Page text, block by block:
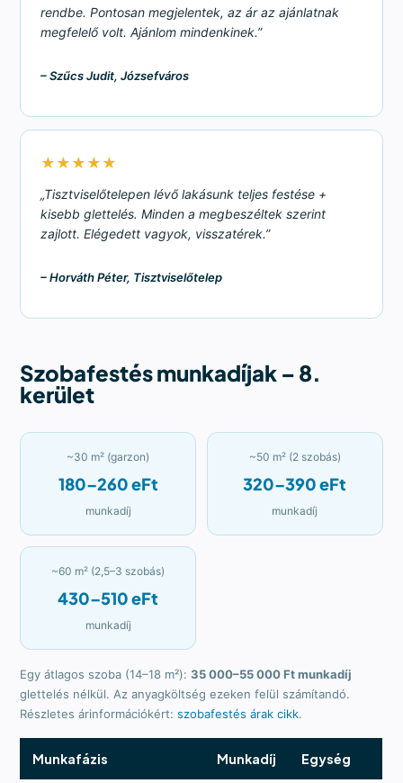
rendbe. Pontosan megjelentek, az ár az ajánlatnak
megfelelő volt. Ajánlom mindenkinek.”
– Szűcs Judit, Józsefváros
★★★★★
„Tisztviselőtelepen lévő lakásunk teljes festése +
kisebb glettelés. Minden a megbeszéltek szerint
zajlott. Elégedett vagyok, visszatérek.”
– Horváth Péter, Tisztviselőtelep
Szobafestés munkadíjak – 8.
kerület
~30 m² (garzon)
180–260 eFt
munkadíj
~50 m² (2 szobás)
320–390 eFt
munkadíj
~60 m² (2,5–3 szobás)
430–510 eFt
munkadíj
Egy átlagos szoba (14–18 m²):35 000–55 000 Ft munkadíj
glettelés nélkül. Az anyagköltség ezeken felül számítandó.
Részletes árinformációkért:szobafestés árak cikk.
Munkafázis Munkadíj Egység